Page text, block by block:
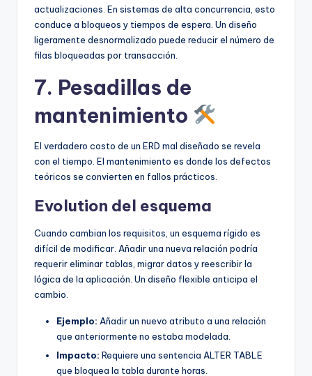
actualizaciones. En sistemas de alta concurrencia, esto
conduce a bloqueos y tiempos de espera. Un diseño
ligeramente desnormalizado puede reducir el número de
filas bloqueadas por transacción.
7. Pesadillas de
mantenimiento
El verdadero costo de un ERD mal diseñado se revela
con el tiempo. El mantenimiento es donde los defectos
teóricos se convierten en fallos prácticos.
Evolution del esquema
Cuando cambian los requisitos, un esquema rígido es
difícil de modificar. Añadir una nueva relación podría
requerir eliminar tablas, migrar datos y reescribir la
lógica de la aplicación. Un diseño flexible anticipa el
cambio.
Ejemplo: Añadir un nuevo atributo a una relación
que anteriormente no estaba modelada.
Impacto: Requiere una sentencia ALTER TABLE
que bloquea la tabla durante horas.